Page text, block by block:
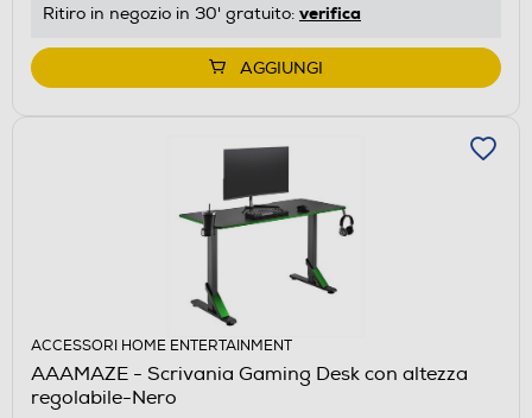
Ritiro in negozio in 30' gratuito: verifica
AGGIUNGI
ACCESSORI HOME ENTERTAINMENT
AAAMAZE - Scrivania Gaming Desk con altezza
regolabile-Nero